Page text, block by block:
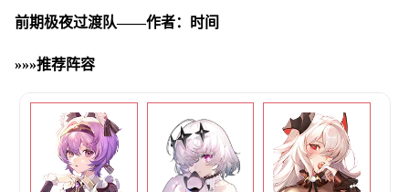
前期极夜过渡队——作者：时间
»»»推荐阵容